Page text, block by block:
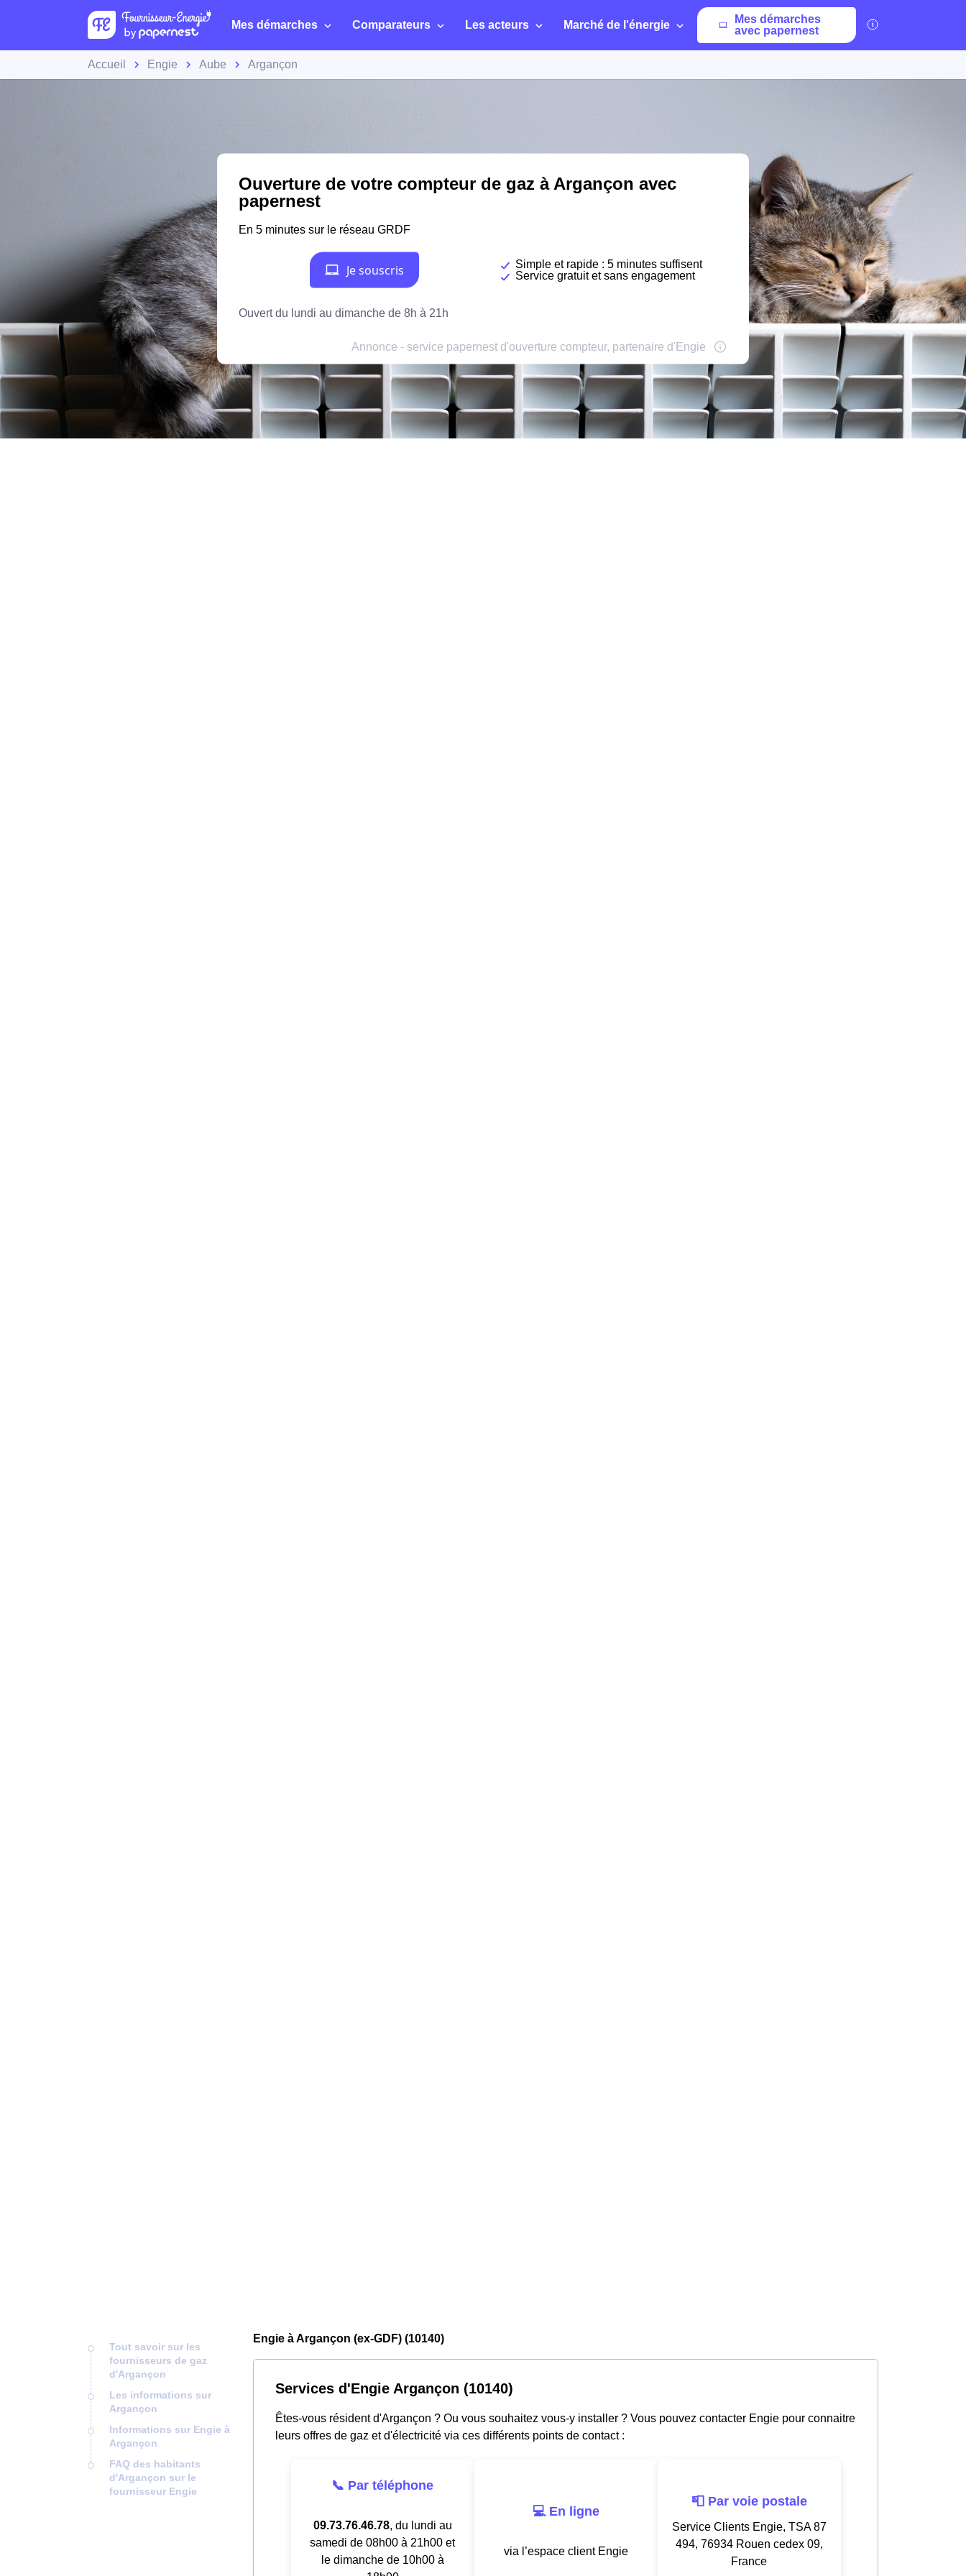
Mes démarches Comparateurs Les acteurs Marché de l'énergie
Mes démarches
avec papernest
Accueil Engie Aube Argançon
Tout savoir sur les
fournisseurs de gaz
d'Argançon
Les informations sur
Argançon
Informations sur Engie à
Argançon
FAQ des habitants
d'Argançon sur le
fournisseur Engie
Engie à Argançon (ex-GDF) (10140)
Services d'Engie Argançon (10140)
Êtes-vous résident d'Argançon ? Ou vous souhaitez vous-y installer ? Vous pouvez contacter Engie pour connaitre
leurs offres de gaz et d'électricité via ces différents points de contact :
📞 Par téléphone
09.73.76.46.78, du lundi au
samedi de 08h00 à 21h00 et
le dimanche de 10h00 à
💻 En ligne
via l’espace client Engie
📮 Par voie postale
Service Clients Engie, TSA 87
494, 76934 Rouen cedex 09,
France